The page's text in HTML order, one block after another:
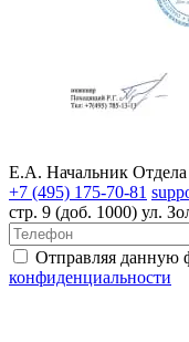
Е.А. Начальник
+7 (495) 175-70-81
стр. 9 (доб. 1000) ул.
Отправляя данную
конфиденциальности